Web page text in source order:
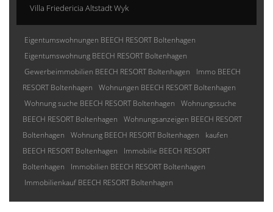
Villa Friedericia Altstadt Wyk
Eigentumswohnungen BEECH RESORT Boltenhagen
Eigentumswohnung BEECH RESORT Boltenhagen
Gewerbeimmobilien BEECH RESORT Boltenhagen
Immo BEECH
RESORT Boltenhagen
Wohnungen BEECH RESORT Boltenhagen
Wohnung suche BEECH RESORT Boltenhagen
Wohnungssuche
BEECH RESORT Boltenhagen
Wohnungsanzeigen BEECH RESORT
Boltenhagen
Wohnung BEECH RESORT Boltenhagen
kaufen
BEECH RESORT Boltenhagen
Immobilie BEECH RESORT
Boltenhagen
Immobilien BEECH RESORT Boltenhagen
Immobilienkauf BEECH RESORT Boltenhagen